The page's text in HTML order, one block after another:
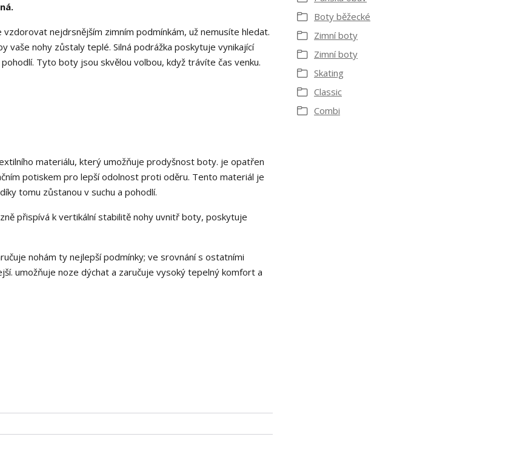
nejdrsnějším zimním podmínkám, už nemusíte hledat.
vaše nohy zůstaly teplé. Silná podrážka poskytuje vynikající
Tyto boty jsou skvělou volbou, když trávíte čas venku.
materiálu, který umožňuje prodyšnost boty. je opatřen
potiskem pro lepší odolnost proti oděru. Tento materiál je
tomu zůstanou v suchu a pohodlí.
přispívá k vertikální stabilitě nohy uvnitř boty, poskytuje
nohám ty nejlepší podmínky; ve srovnání s ostatními
umožňuje noze dýchat a zaručuje vysoký tepelný komfort a
Boty běžecké
Zimní boty
Zimní boty
Skating
Classic
Combi